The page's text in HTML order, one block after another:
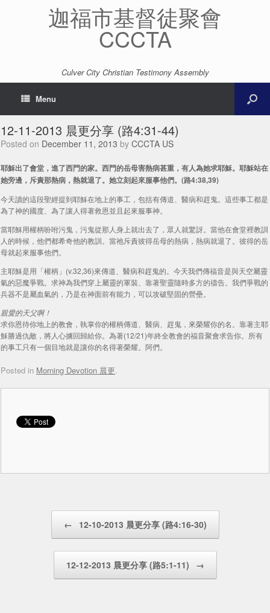
迦福市基督徒聚會
CCCTA
Culver City Christian Testimony Assembly
Menu
12-11-2013 晨更分享 (路4:31-44)
Posted on December 11, 2013 by CCCTA US
耶穌出了會堂，進了西門的家。西門的岳母害熱病甚重，有人為她求耶穌。耶穌站在
她旁邊，斥責那熱病，熱就退了。她立刻起來服事他們。(路4:38,39)
今天讀的這段聖經提到耶穌在地上的事工，包括有傳道、醫病和趕鬼。這些事工都是
為了神的國度、為了讓人得著救恩並且起來服事神。
當耶穌用權柄吩咐污鬼，污鬼從那人身上就出去了，眾人就驚訝。當他在會堂裡教訓
人的時候，他們都希奇他的教訓。當祂斥責彼得岳母的熱病，熱病就退了。彼得的岳
母就起來服事他們。
主耶穌是用「權柄」(v.32,36)來傳道、醫病和趕鬼的。今天我們傳福音是與天空屬靈
氣的惡魔爭戰。求神為我們穿上屬靈的軍裝、靠著聖靈隨時多方的禱告。我們爭戰的
兵器不是屬血氣的，乃是在神面前有能力，可以攻破堅固的營壘。
親愛的天父啊！
求你恩待你地上的教會，執掌你的權柄傳道、醫病、趕鬼，來榮耀你的名。靠著主耶
穌勝過仇敵，將人心擄回歸給你。為著(12/21)年終全教會的福音聚會求告你。所有
的事工只有一個目地就是讓你的名得著榮耀。阿們。
Posted in Morning Devotion 晨更.
← 12-10-2013 晨更分享 (路4:16-30)
12-12-2013 晨更分享 (路5:1-11) →